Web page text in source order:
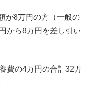
が8万円の方（一般の
から8万円を差し引い
費の4万円の合計32万